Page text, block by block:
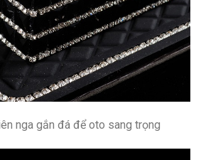
nga gắn đá để oto sang trọng